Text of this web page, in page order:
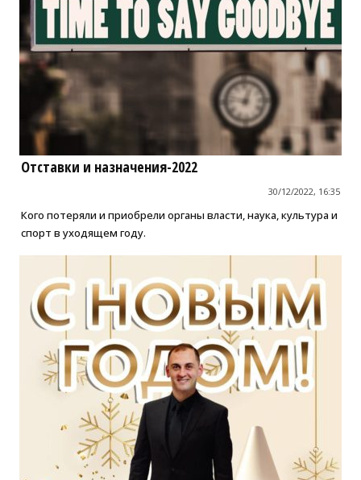
Отставки и назначения-2022
30/12/2022, 16:35
Кого потеряли и приобрели органы власти, наука, культура и
спорт в уходящем году.